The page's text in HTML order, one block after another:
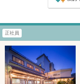
正社員